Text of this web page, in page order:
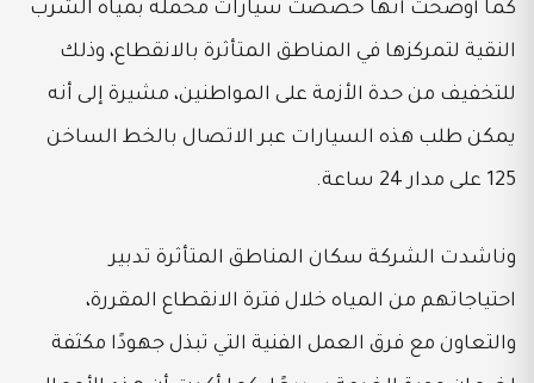
كما أوضحت أنها خصصت سيارات محملة بمياه الشرب
النقية لتمركزها في المناطق المتأثرة بالانقطاع، وذلك
للتخفيف من حدة الأزمة على المواطنين، مشيرة إلى أنه
يمكن طلب هذه السيارات عبر الاتصال بالخط الساخن
125 على مدار 24 ساعة.
وناشدت الشركة سكان المناطق المتأثرة تدبير
احتياجاتهم من المياه خلال فترة الانقطاع المقررة،
والتعاون مع فرق العمل الفنية التي تبذل جهودًا مكثفة